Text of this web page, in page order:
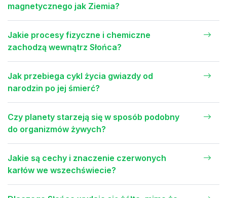
magnetycznego jak Ziemia?
Jakie procesy fizyczne i chemiczne
zachodzą wewnątrz Słońca?
Jak przebiega cykl życia gwiazdy od
narodzin po jej śmierć?
Czy planety starzeją się w sposób podobny
do organizmów żywych?
Jakie są cechy i znaczenie czerwonych
karłów we wszechświecie?